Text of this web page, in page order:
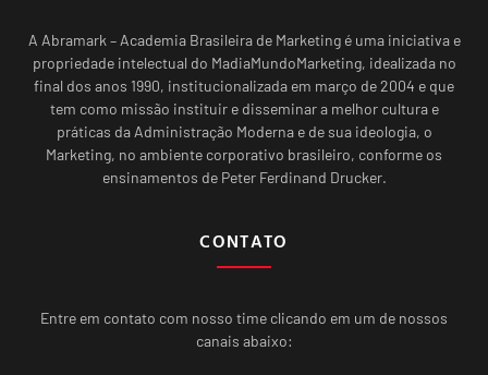
A Abramark – Academia Brasileira de Marketing é uma iniciativa e
propriedade intelectual do MadiaMundoMarketing, idealizada no
final dos anos 1990, institucionalizada em março de 2004 e que
tem como missão instituir e disseminar a melhor cultura e
práticas da Administração Moderna e de sua ideologia, o
Marketing, no ambiente corporativo brasileiro, conforme os
ensinamentos de Peter Ferdinand Drucker.
CONTATO
Entre em contato com nosso time clicando em um de nossos
canais abaixo: